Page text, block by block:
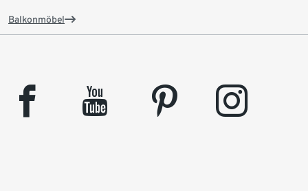
Balkonmöbel
facebook youtube pinterest instagram